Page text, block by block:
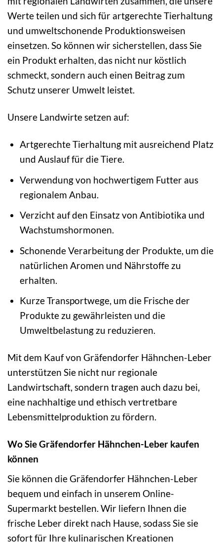
Werte teilen und sich für artgerechte Tierhaltung
und umweltschonende Produktionsweisen
einsetzen. So können wir sicherstellen, dass Sie
ein Produkt erhalten, das nicht nur köstlich
schmeckt, sondern auch einen Beitrag zum
Schutz unserer Umwelt leistet.
Unsere Landwirte setzen auf:
Artgerechte Tierhaltung mit ausreichend Platz
und Auslauf für die Tiere.
Verwendung von hochwertigem Futter aus
regionalem Anbau.
Verzicht auf den Einsatz von Antibiotika und
Wachstumshormonen.
Schonende Verarbeitung der Produkte, um die
natürlichen Aromen und Nährstoffe zu
erhalten.
Kurze Transportwege, um die Frische der
Produkte zu gewährleisten und die
Umweltbelastung zu reduzieren.
Mit dem Kauf von Gräfendorfer Hähnchen-Leber
unterstützen Sie nicht nur regionale
Landwirtschaft, sondern tragen auch dazu bei,
eine nachhaltige und ethisch vertretbare
Lebensmittelproduktion zu fördern.
Wo Sie Gräfendorfer Hähnchen-Leber kaufen
können
Sie können die Gräfendorfer Hähnchen-Leber
bequem und einfach in unserem Online-
Supermarkt bestellen. Wir liefern Ihnen die
frische Leber direkt nach Hause, sodass Sie sie
sofort für Ihre kulinarischen Kreationen